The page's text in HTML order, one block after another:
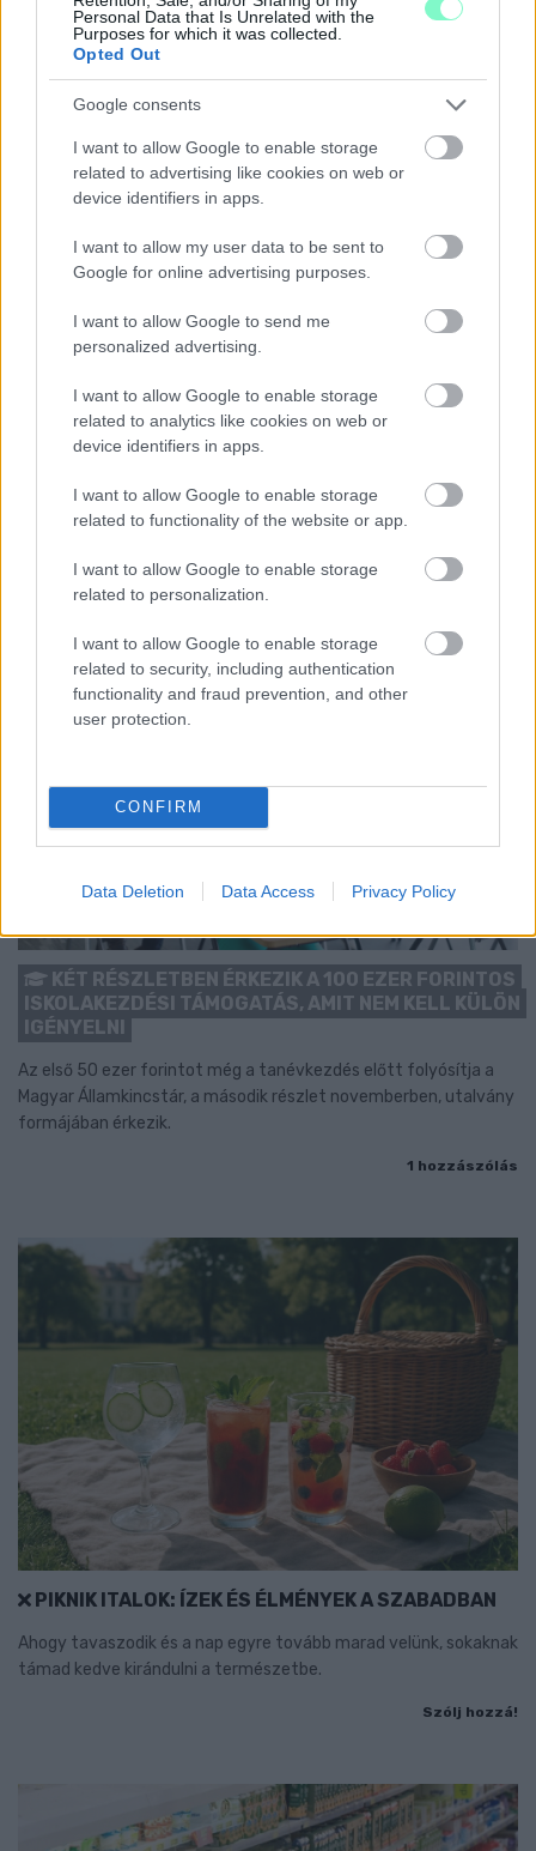
Personal Data that Is Unrelated with the
Purposes for which it was collected.
Opted Out
Google consents
I want to allow Google to enable storage
related to advertising like cookies on web or
device identifiers in apps.
I want to allow my user data to be sent to
Google for online advertising purposes.
I want to allow Google to send me
personalized advertising.
I want to allow Google to enable storage
related to analytics like cookies on web or
device identifiers in apps.
I want to allow Google to enable storage
related to functionality of the website or app.
I want to allow Google to enable storage
related to personalization.
I want to allow Google to enable storage
related to security, including authentication
functionality and fraud prevention, and other
user protection.
CONFIRM
Data Deletion Data Access Privacy Policy
KÁNIKULA 2026 - ENYHÜL A HŐSÉG, DE MÉG
MÁSODFOKÚ RIASZTÁS LESZ ÉRVÉNYBEN
A július vége óta tartó harmadfokú hőségriasztást mérséklik, de
szükség.
KÉT RÉSZLETBEN ÉRKEZIK A 100 EZER FORINTOS
ISKOLAKEZDÉSI TÁMOGATÁS, AMIT NEM KELL KÜLÖN
IGÉNYELNI
Az első 50 ezer forintot még a tanévkezdés előtt folyósítja a
Magyar Államkincstár, a második részlet novemberben, utalvány
formájában érkezik.
1 hozzászólás
PIKNIK ITALOK: ÍZEK ÉS ÉLMÉNYEK A SZABADBAN
Ahogy tavaszodik és a nap egyre tovább marad velünk, sokaknak
támad kedve kirándulni a természetbe.
Szólj hozzá!